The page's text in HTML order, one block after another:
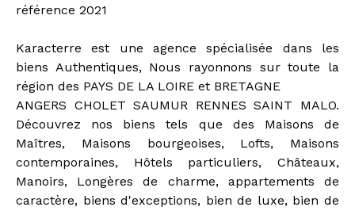
référence 2021
Karacterre est une agence spécialisée dans les
biens Authentiques, Nous rayonnons sur toute la
région des PAYS DE LA LOIRE et BRETAGNE
ANGERS CHOLET SAUMUR RENNES SAINT MALO.
Découvrez nos biens tels que des Maisons de
Maîtres, Maisons bourgeoises, Lofts, Maisons
contemporaines, Hôtels particuliers, Châteaux,
Manoirs, Longères de charme, appartements de
caractère, biens d'exceptions, bien de luxe, bien de